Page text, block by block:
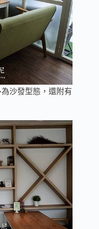
沙發型態，還附有